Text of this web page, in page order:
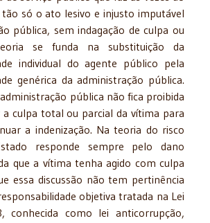
tão só o ato lesivo e injusto imputável
pública, sem indagação de culpa ou
se funda na substituição da
individual do agente público pela
genérica da administração pública.
pública não fica proibida
culpa total ou parcial da vítima para
a indenização. Na teoria do risco
responde sempre pelo dano
que a vítima tenha agido com culpa
essa discussão não tem pertinência
objetiva tratada na Lei
conhecida como lei anticorrupção,